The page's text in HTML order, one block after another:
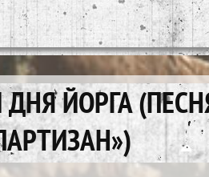
ЙОРГА